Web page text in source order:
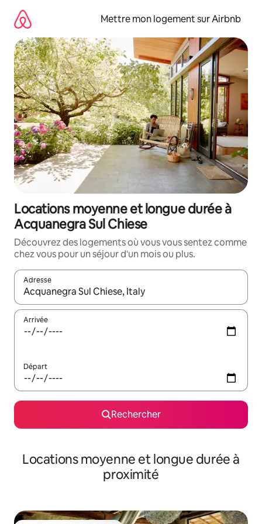
directement
contenu
Mettre mon logement sur Airbnb
Locations moyenne et longue durée à
Acquanegra Sul Chiese
Découvrez des logements où vous vous sentez comme
chez vous pour un séjour d'un mois ou plus.
Adresse
Lorsque les résultats s'affichent, utilisez les flèches vers le
Arrivée
Départ
Rechercher
Locations moyenne et longue durée à
proximité